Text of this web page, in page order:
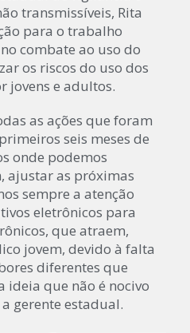
transmissíveis, Rita
para o trabalho
combate ao uso do
os riscos do uso dos
jovens e adultos.
as ações que foram
seis meses de
onde podemos
ajustar as próximas
sempre a atenção
eletrônicos para
que atraem,
jovem, devido à falta
diferentes que
ideia que não é nocivo
gerente estadual.